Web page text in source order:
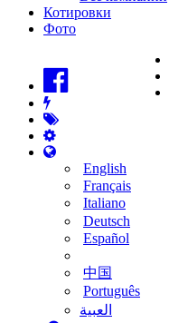
Котировки
Фото
English
Français
Italiano
Deutsch
Español
中国
Português
‫العبية